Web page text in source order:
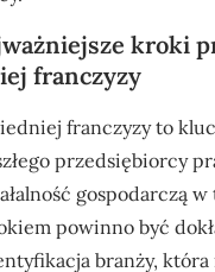
kroki
franczyzy
franczyzy to
przedsiębiorcy
gospodarczą
powinno być
branży, która